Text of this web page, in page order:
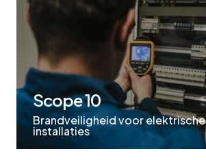
Scope 10
Brandveiligheid voor elektrische
installaties